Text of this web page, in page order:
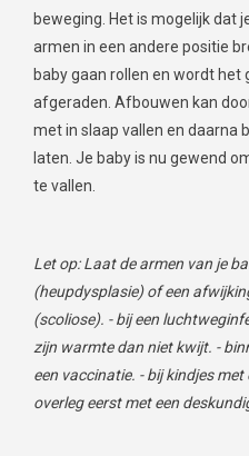
beweging. Het is mogelijk dat
armen in een andere positie
baby gaan rollen en wordt
afgeraden. Afbouwen kan
met in slaap vallen en daarna
laten. Je baby is nu gewend
te vallen.
Let op: Laat de armen van je
(heupdysplasie) of een
(scoliose). - bij een
zijn warmte dan niet kwijt. -
een vaccinatie. - bij kindjes met
overleg eerst met een